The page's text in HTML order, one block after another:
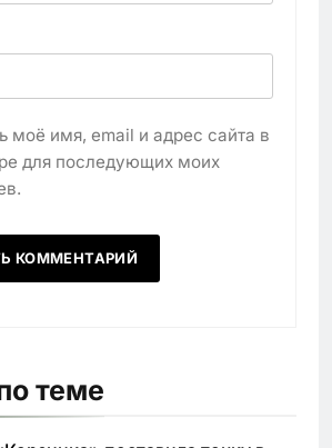
моё имя, email и адрес сайта в
для последующих моих
теме